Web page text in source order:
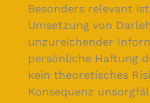
Besonders relevant
Umsetzung von
unzureichender
persönliche Haftung
kein theoretisches
Konsequenz